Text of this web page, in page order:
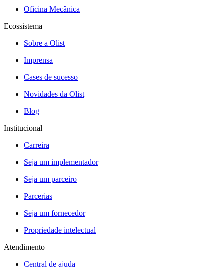
Oficina Mecânica
Ecossistema
Sobre a Olist
Imprensa
Cases de sucesso
Novidades da Olist
Blog
Institucional
Carreira
Seja um implementador
Seja um parceiro
Parcerias
Seja um fornecedor
Propriedade intelectual
Atendimento
Central de ajuda